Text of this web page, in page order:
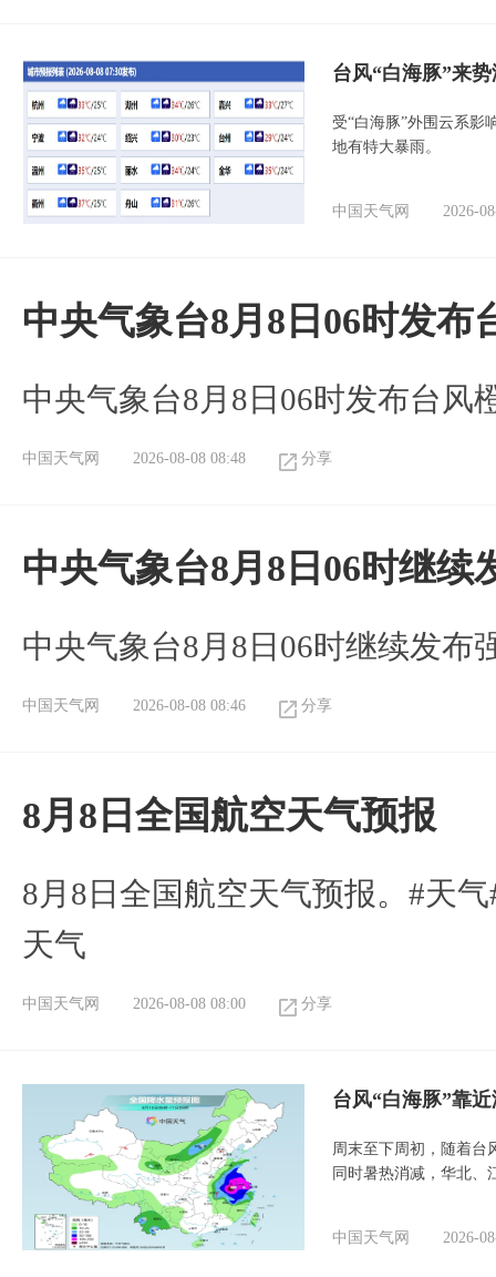
台风“白海豚”来
受“白海豚”外围云系影
地有特大暴雨。
中国天气网 2026-
中央气象台8月8日06时发布
中央气象台8月8日06时发布台风
中国天气网 2026-08-08 08:48 分享
中央气象台8月8日06时继
中央气象台8月8日06时继续发布
中国天气网 2026-08-08 08:46 分享
8月8日全国航空天气预报
8月8日全国航空天气预报。#天
天气
中国天气网 2026-08-08 08:00 分享
台风“白海豚”靠
周末至下周初，随着台
同时暑热消减，华北、
中国天气网 2026-